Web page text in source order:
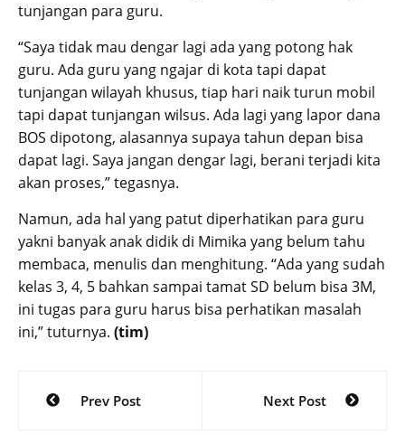
tunjangan para guru.
“Saya tidak mau dengar lagi ada yang potong hak
guru. Ada guru yang ngajar di kota tapi dapat
tunjangan wilayah khusus, tiap hari naik turun mobil
tapi dapat tunjangan wilsus. Ada lagi yang lapor dana
BOS dipotong, alasannya supaya tahun depan bisa
dapat lagi. Saya jangan dengar lagi, berani terjadi kita
akan proses,” tegasnya.
Namun, ada hal yang patut diperhatikan para guru
yakni banyak anak didik di Mimika yang belum tahu
membaca, menulis dan menghitung. “Ada yang sudah
kelas 3, 4, 5 bahkan sampai tamat SD belum bisa 3M,
ini tugas para guru harus bisa perhatikan masalah
ini,” tuturnya. (tim)
Post
navigation
Prev Post Next Post